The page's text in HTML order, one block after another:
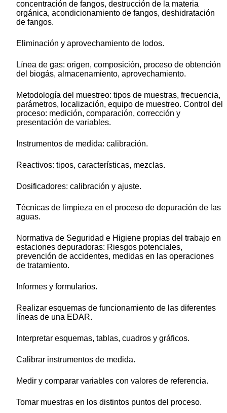
concentración de fangos, destrucción de la materia
orgánica, acondicionamiento de fangos, deshidratación
de fangos.
Eliminación y aprovechamiento de lodos.
Línea de gas: origen, composición, proceso de obtención
del biogás, almacenamiento, aprovechamiento.
Metodología del muestreo: tipos de muestras, frecuencia,
parámetros, localización, equipo de muestreo. Control del
proceso: medición, comparación, corrección y
presentación de variables.
Instrumentos de medida: calibración.
Reactivos: tipos, características, mezclas.
Dosificadores: calibración y ajuste.
Técnicas de limpieza en el proceso de depuración de las
aguas.
Normativa de Seguridad e Higiene propias del trabajo en
estaciones depuradoras: Riesgos potenciales,
prevención de accidentes, medidas en las operaciones
de tratamiento.
Informes y formularios.
Realizar esquemas de funcionamiento de las diferentes
líneas de una EDAR.
Interpretar esquemas, tablas, cuadros y gráficos.
Calibrar instrumentos de medida.
Medir y comparar variables con valores de referencia.
Tomar muestras en los distintos puntos del proceso.